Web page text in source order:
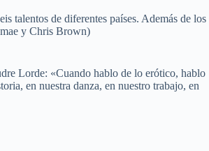
talentos de diferentes países. Además de los
y Chris Brown)
Lorde: «Cuando hablo de lo erótico, hablo
en nuestra danza, en nuestro trabajo, en